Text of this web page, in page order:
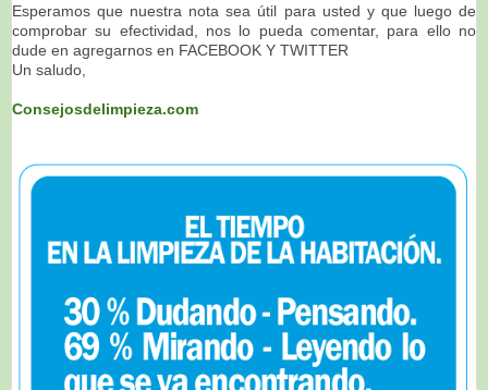
Esperamos que nuestra nota sea útil para usted y que luego de
comprobar su efectividad, nos lo pueda comentar, para ello no
dude en agregarnos en FACEBOOK Y TWITTER
Un saludo,
Consejosdelimpieza.com